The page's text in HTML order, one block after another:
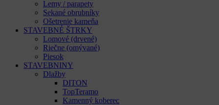
Lemy / parapety
Sekané obrubníky
Ošetrenie kameňa
STAVEBNÉ ŠTRKY
Lomové (drvené)
Riečne (omývané)
Piesok
STAVEBNINY
Dlažby
DITON
TopTeramo
Kamenný koberec